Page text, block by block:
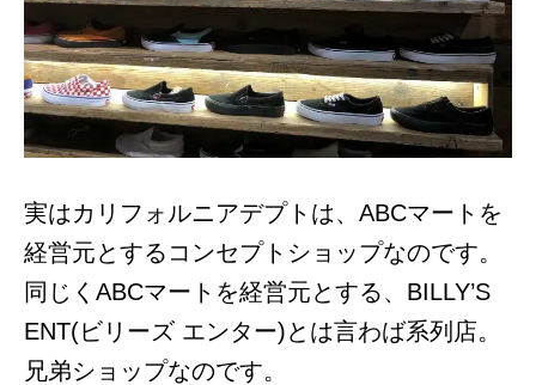
実はカリフォルニアデプトは、ABCマートを
経営元とするコンセプトショップなのです。
同じくABCマートを経営元とする、BILLY’S
ENT(ビリーズ エンター)とは言わば系列店。
兄弟ショップなのです。